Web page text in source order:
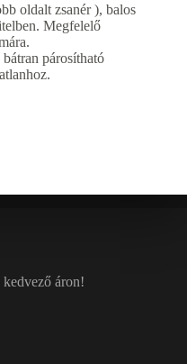
oldalt zsanér ), balos
Megfelelő
párosítható
áron!